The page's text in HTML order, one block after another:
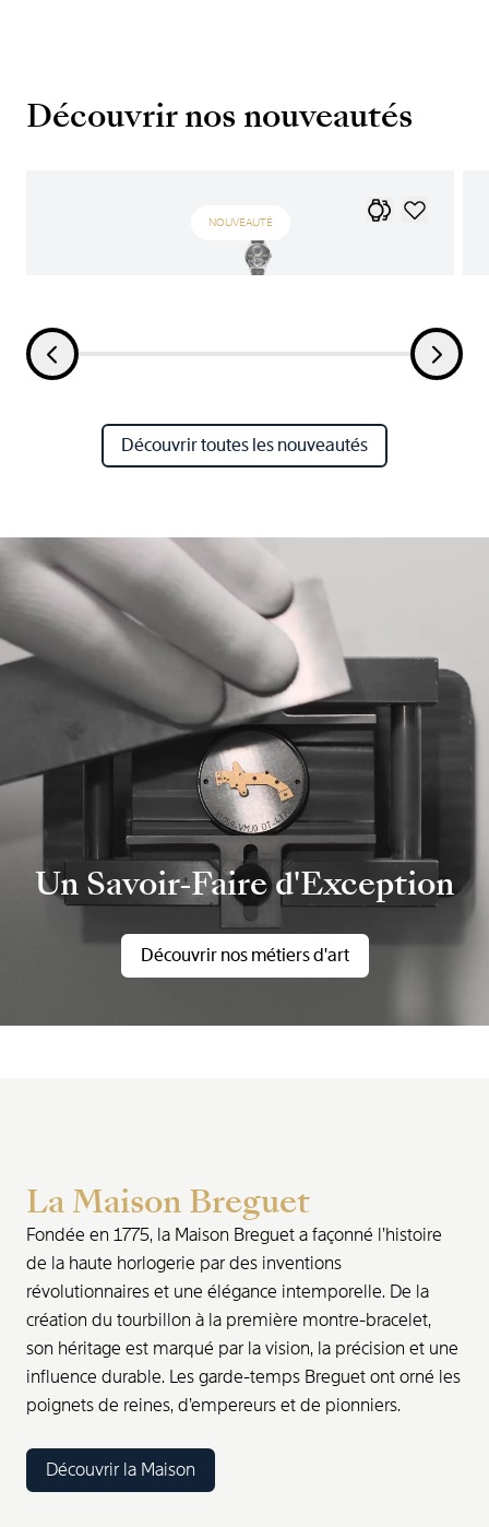
Découvrir nos nouveautés
NOUVEAUTÉ
Découvrir toutes les nouveautés
Un Savoir-Faire d'Exception
Découvrir nos métiers d'art
La Maison Breguet
Fondée en 1775, la Maison Breguet a façonné l’histoire
de la haute horlogerie par des inventions
révolutionnaires et une élégance intemporelle. De la
création du tourbillon à la première montre-bracelet,
son héritage est marqué par la vision, la précision et une
influence durable. Les garde-temps Breguet ont orné les
poignets de reines, d’empereurs et de pionniers.
Découvrir la Maison